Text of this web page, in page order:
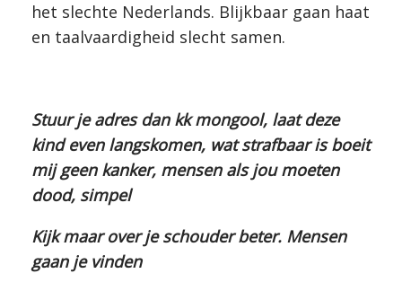
het slechte Nederlands. Blijkbaar gaan haat
en taalvaardigheid slecht samen.
Stuur je adres dan kk mongool, laat deze
kind even langskomen, wat strafbaar is boeit
mij geen kanker, mensen als jou moeten
dood, simpel
Kijk maar over je schouder beter. Mensen
gaan je vinden